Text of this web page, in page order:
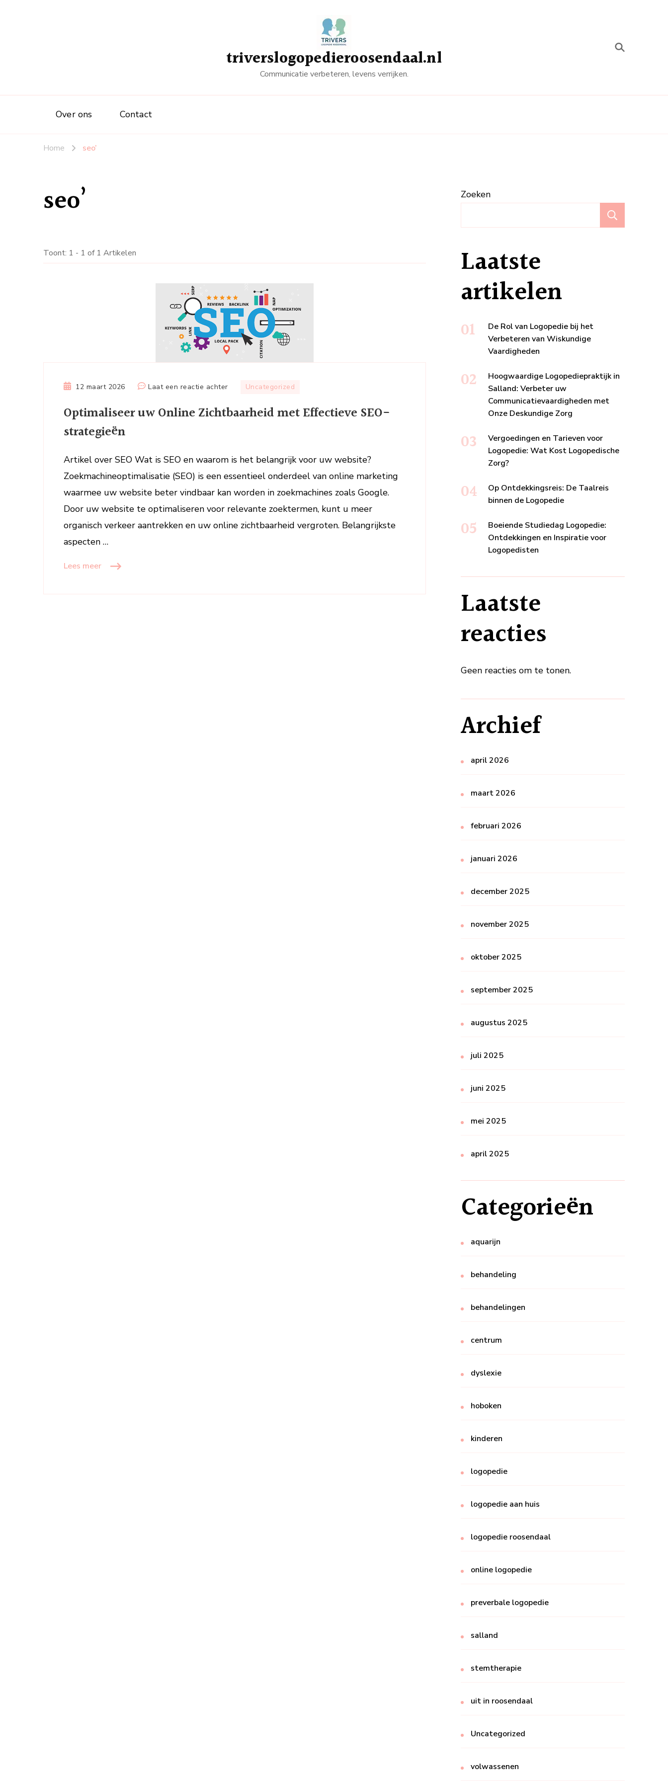
triverslogopedieroosendaal.nl
Communicatie verbeteren, levens verrijken.
Over ons Contact
Home seo’
seo’
Toont: 1 - 1 of 1 Artikelen
12 maart 2026 Laat een reactie achterop
uw
Effectieve
SEO-
strategieën
Uncategorized
Optimaliseer uw Online Zichtbaarheid met Effectieve SEO-
strategieën
Artikel over SEO Wat is SEO en waarom is het belangrijk voor uw website?
Zoekmachineoptimalisatie (SEO) is een essentieel onderdeel van online marketing
waarmee uw website beter vindbaar kan worden in zoekmachines zoals Google.
Door uw website te optimaliseren voor relevante zoektermen, kunt u meer
organisch verkeer aantrekken en uw online zichtbaarheid vergroten. Belangrijkste
aspecten …
Lees meer
Zoeken
Laatste
artikelen
De Rol van Logopedie bij het
Verbeteren van Wiskundige
Vaardigheden
Hoogwaardige Logopediepraktijk in
Salland: Verbeter uw
Communicatievaardigheden met
Onze Deskundige Zorg
Vergoedingen en Tarieven voor
Logopedie: Wat Kost Logopedische
Zorg?
Op Ontdekkingsreis: De Taalreis
binnen de Logopedie
Boeiende Studiedag Logopedie:
Ontdekkingen en Inspiratie voor
Logopedisten
Laatste
reacties
Geen reacties om te tonen.
Archief
april 2026
maart 2026
februari 2026
januari 2026
december 2025
november 2025
oktober 2025
september 2025
augustus 2025
juli 2025
juni 2025
mei 2025
april 2025
Categorieën
aquarijn
behandeling
behandelingen
centrum
dyslexie
hoboken
kinderen
logopedie
logopedie aan huis
logopedie roosendaal
online logopedie
preverbale logopedie
salland
stemtherapie
uit in roosendaal
Uncategorized
volwassenen